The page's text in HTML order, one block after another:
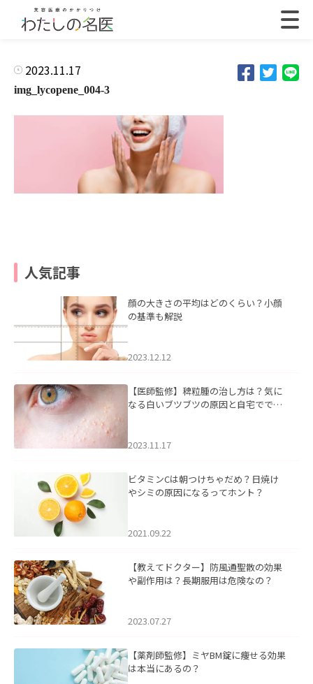
2023.11.17
img_lycopene_004-3
人気記事
顔の大きさの平均はどのくらい？小顔
の基準も解説
2023.12.12
【医師監修】稗粒腫の治し方は？気に
なる白いブツブツの原因と自宅ででき
2023.11.17
ビタミンCは朝つけちゃだめ？日焼け
やシミの原因になるってホント？
2021.09.22
【教えてドクター】防風通聖散の効果
や副作用は？長期服用は危険なの？
2023.07.27
【薬剤師監修】ミヤBM錠に痩せる効果
は本当にあるの？